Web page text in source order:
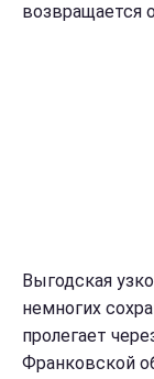
возвращается
Выгодская
немногих
пролегает
Франковской